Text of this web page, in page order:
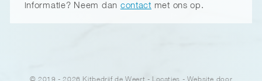
informatie? Neem dan contact met ons op.
© 2019 - 2026 Kitbedrijf de Weert - Locaties - Website door